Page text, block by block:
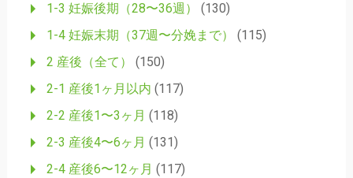
1-3 妊娠後期（28〜36週）
(130)
1-4 妊娠末期（37週〜分娩まで）
(115)
2 産後（全て）
(150)
2-1 産後1ヶ月以内 (117)
2-2 産後1〜3ヶ月 (118)
2-3 産後4〜6ヶ月 (131)
2-4 産後6〜12ヶ月 (117)